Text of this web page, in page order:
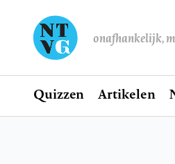
onafhankelijk,
Hoofdnavigatie
Home
Quizzen Artikelen